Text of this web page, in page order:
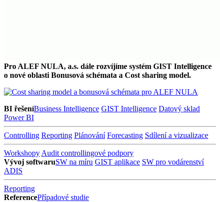
Pro ALEF NULA, a.s. dále rozvíjíme systém GIST Intelligence
o nové oblasti Bonusová schémata a Cost sharing model.
BI řešeníBusiness Intelligence GIST Intelligence Datový sklad
Power BI
Controlling Reporting Plánování Forecasting Sdílení a vizualizace
Workshopy Audit controllingové podpory
Vývoj softwaruSW na míru GIST aplikace SW pro vodárenství
ADIS
Reporting
ReferencePřípadové studie